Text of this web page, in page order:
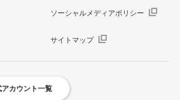
ソーシャルメディアポリシー
サイトマップ
アカウント一覧